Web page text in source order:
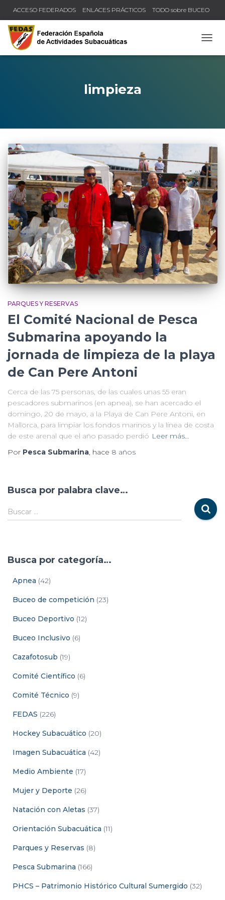
ACCESO FEDERADOS ENLACES PRÁCTICOS TODO sobre BUCEO
COMPRUEBA TU TÍTULO Y LICENCIA
limpieza
PARQUES Y RESERVAS
El Comité Nacional de Pesca
Submarina apoyando la
jornada de limpieza de la playa
de Can Pere Antoni
Cerca de las 75 personas, de las cuales unas 55 eran
pescadores submarinos (en apnea), se han acercado el
domingo, 20 de mayo, a la Playa de Can Pere Antoni, en
Mallorca, para limpiar los fondos marinos y la línea de costa
de este arenal que el año pasado perdió Leer más…
Por Pesca Submarina, hace 8 años
Busca por palabra clave…
Buscar …
Busca por categoría…
Apnea (42)
Buceo de competición (23)
Buceo Deportivo (12)
Buceo Inclusivo (6)
Cazafotosub (19)
Comité Científico (6)
Comité Técnico (9)
FEDAS (226)
Hockey Subacuático (20)
Imagen Subacuática (42)
Medio Ambiente (17)
Mujer y Deporte (26)
Natación con Aletas (37)
Orientación Subacuática (11)
Parques y Reservas (8)
Pesca Submarina (166)
PHCS – Patrimonio Histórico Cultural Sumergido (32)